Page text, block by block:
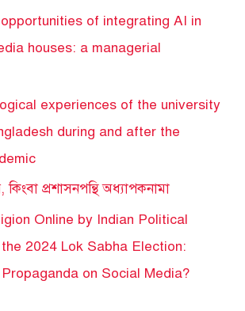
of integrating AI in
houses: a managerial
experiences of the university
during and after the
কিংবা প্রশাসনপন্থি অধ্যাপকনামা
Online by Indian Political
2024 Lok Sabha Election:
on Social Media?